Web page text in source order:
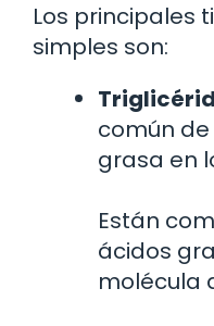
Los principales
simples son:
común
grasa en
Están
ácidos
molécula